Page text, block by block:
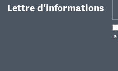
Lettre d'informations
la